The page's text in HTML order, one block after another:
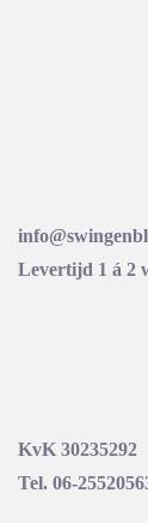
Levertijd 1 á 2
KvK 30235292
Tel. 06-